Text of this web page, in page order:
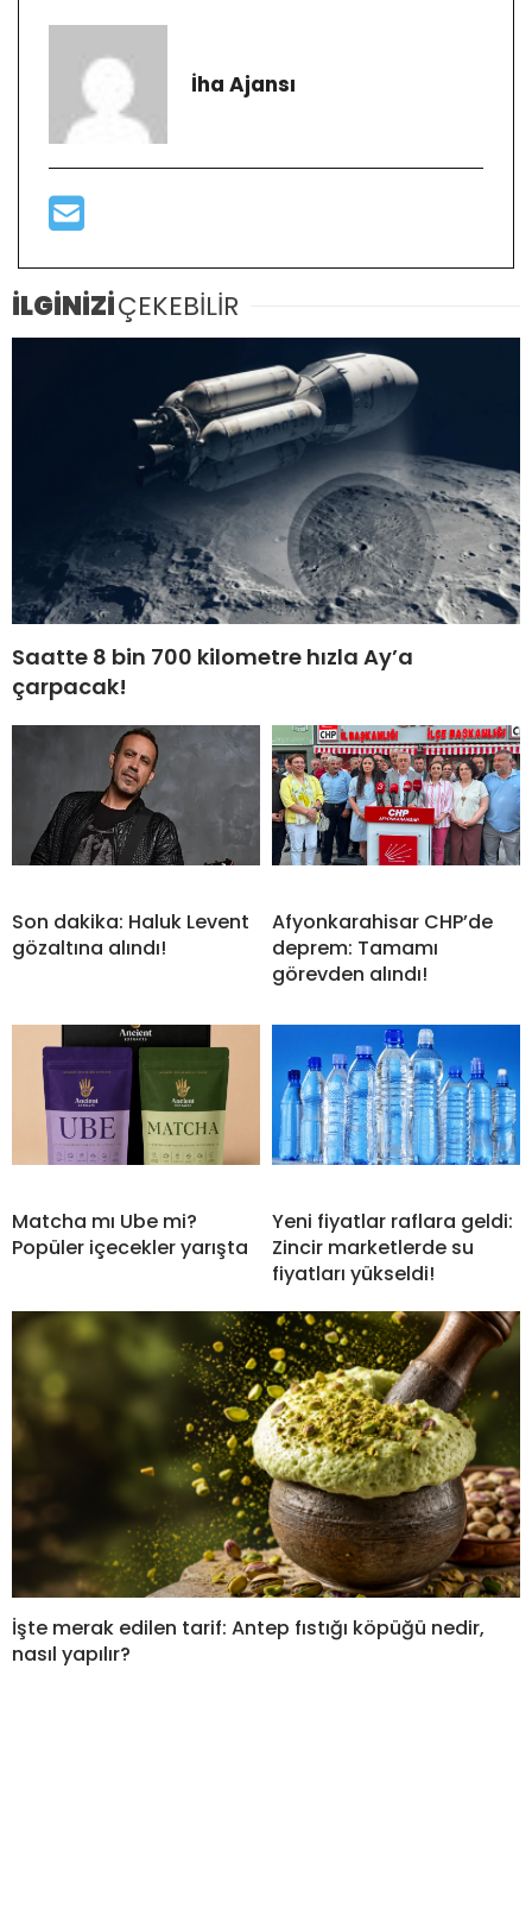
İha Ajansı
İLGİNİZİÇEKEBİLİR
Saatte 8 bin 700 kilometre hızla Ay’a
çarpacak!
Son dakika: Haluk Levent
gözaltına alındı!
Afyonkarahisar CHP’de
deprem: Tamamı
görevden alındı!
Matcha mı Ube mi?
Popüler içecekler yarışta
Yeni fiyatlar raflara geldi:
Zincir marketlerde su
fiyatları yükseldi!
İşte merak edilen tarif: Antep fıstığı köpüğü nedir,
nasıl yapılır?